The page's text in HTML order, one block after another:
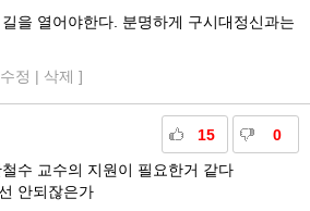
을 열어야한다. 분명하게 구시대정신과는
수정 | 삭제 ]
15 0
수 교수의 지원이 필요한거 같다
안되잖은가